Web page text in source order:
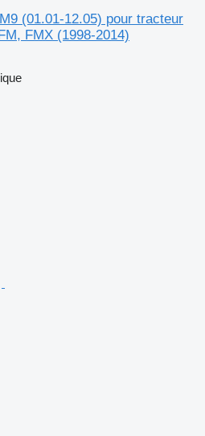
(01.01-12.05) pour tracteur
FMX (1998-2014)